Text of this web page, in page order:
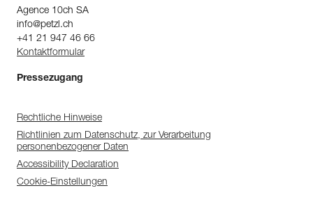
Agence 10ch SA
info@petzl.ch
+41 21 947 46 66
Kontaktformular
Pressezugang
Rechtliche Hinweise
Richtlinien zum Datenschutz, zur Verarbeitung
personenbezogener Daten
Accessibility Declaration
Cookie-Einstellungen